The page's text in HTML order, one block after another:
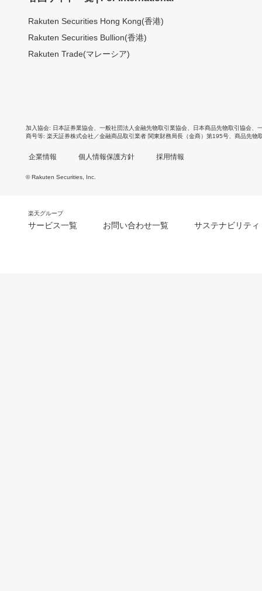
Rakuten Securities Hong Kong(香港)
Rakuten Securities Bullion(香港)
Rakuten Trade(マレーシア)
加入協会 日本証券業協会 一般社団法人金融先物取引業協会 日本商品先物取引協会
商号等 楽天証券株式会社／金融商品取引業者 関東財務局長（金商）第195号、商品先物
企業情報 個人情報保護方針 採用情報
© Rakuten Securities, Inc.
楽天グループ
サービス一覧 お問い合わせ一覧 サステナビリティ